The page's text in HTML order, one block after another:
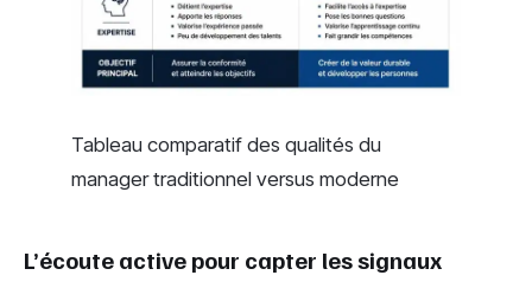
Tableau comparatif des qualités du
manager traditionnel versus moderne
L’écoute active pour capter les signaux